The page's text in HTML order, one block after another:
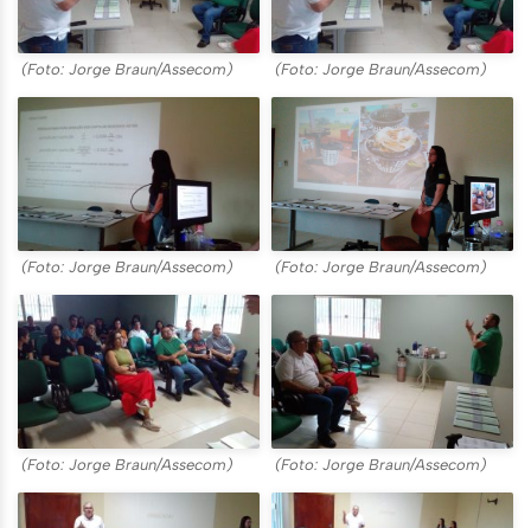
(Foto: Jorge Braun/Assecom) (Foto: Jorge Braun/Assecom)
(Foto: Jorge Braun/Assecom) (Foto: Jorge Braun/Assecom)
(Foto: Jorge Braun/Assecom) (Foto: Jorge Braun/Assecom)